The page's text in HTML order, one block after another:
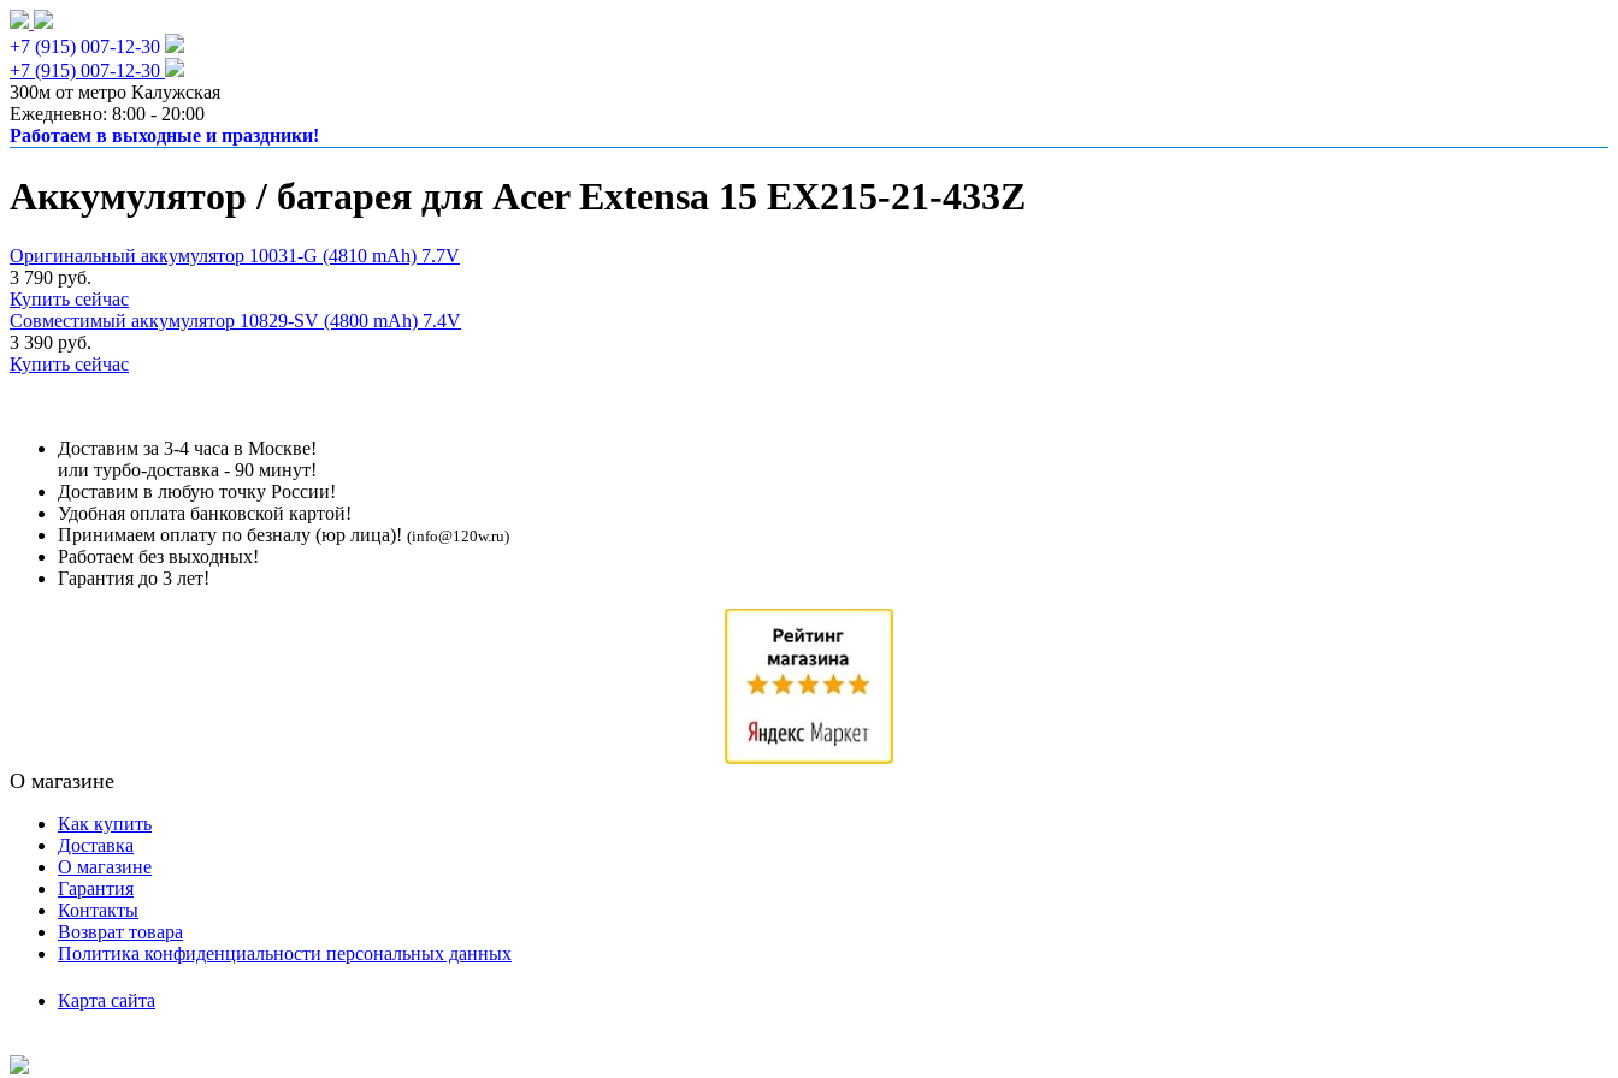
+7 (915) 007-12-30
+7 (915) 007-12-30
300м от метро Калужская
Ежедневно: 8:00 - 20:00
Работаем в выходные и праздники!
Аккумулятор / батарея для Acer Extensa 15 EX215-21-433Z
Оригинальный аккумулятор 10031-G (4810 mAh) 7.7V
3 790 руб.
Купить сейчас
Совместимый аккумулятор 10829-SV (4800 mAh) 7.4V
3 390 руб.
Купить сейчас
Доставим за 3-4 часа в Москве!
или турбо-доставка - 90 минут!
Доставим в любую точку России!
Удобная оплата банковской картой!
Принимаем оплату по безналу (юр лица)! (info@120w.ru)
Работаем без выходных!
Гарантия до 3 лет!
О магазине
Как купить
Доставка
О магазине
Гарантия
Контакты
Возврат товара
Политика конфиденциальности персональных данных
Карта сайта